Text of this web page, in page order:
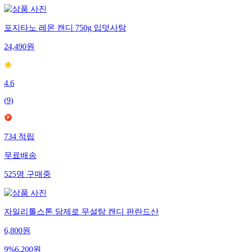
포지타노 레몬 캔디 750g 입덧사탕
24,490원
4.6
(9)
734적립
무료배송
525명구매중
자일리톨스톤 당제로 무설탕 캔디 판란드산
6,800원